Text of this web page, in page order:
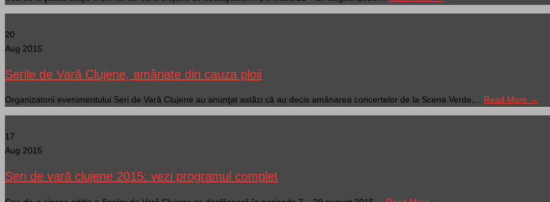
20
Aug 2015
Serile de Vară Clujene, amânate din cauza ploii
Organizatorii evenimentului Seri de Vară Clujene au anunţat astăzi că au decis amânarea concertelor de la Scena Verde,... Read More →
17
Aug 2015
Seri de vară clujene 2015: vezi programul complet